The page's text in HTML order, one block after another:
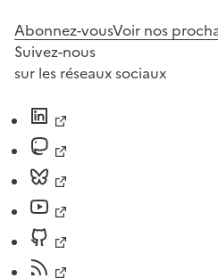
Abonnez-vousVoir nos
Suivez-nous
sur les réseaux sociaux